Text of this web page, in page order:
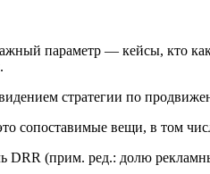
параметр — кейсы, кто
стратегии по
сопоставимые вещи, в том
DRR (прим. ред.: долю